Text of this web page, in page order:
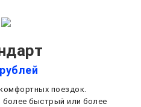
поездок.
быстрый или более